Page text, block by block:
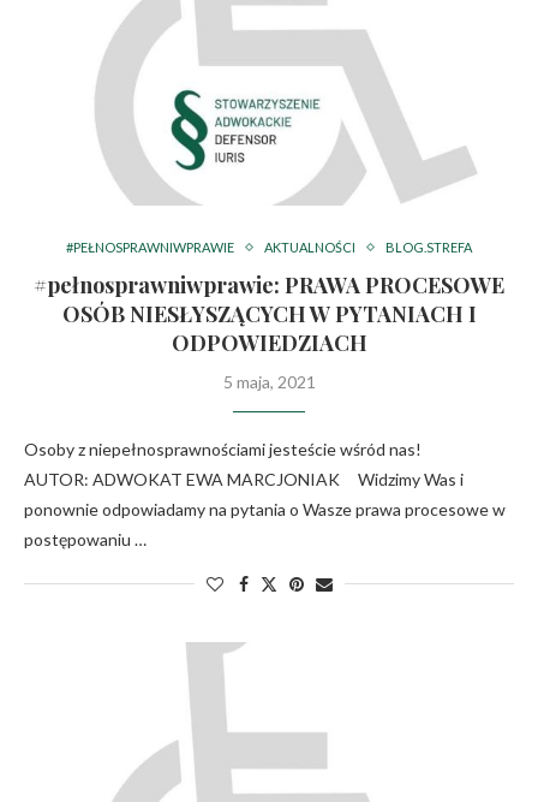
#PEŁNOSPRAWNIWPRAWIE AKTUALNOŚCI BLOG.STREFA
#pełnosprawniwprawie: PRAWA PROCESOWE
OSÓB NIESŁYSZĄCYCH W PYTANIACH I
ODPOWIEDZIACH
5 maja, 2021
Osoby z niepełnosprawnościami jesteście wśród nas!
AUTOR: ADWOKAT EWA MARCJONIAK Widzimy Was i
ponownie odpowiadamy na pytania o Wasze prawa procesowe w
postępowaniu …